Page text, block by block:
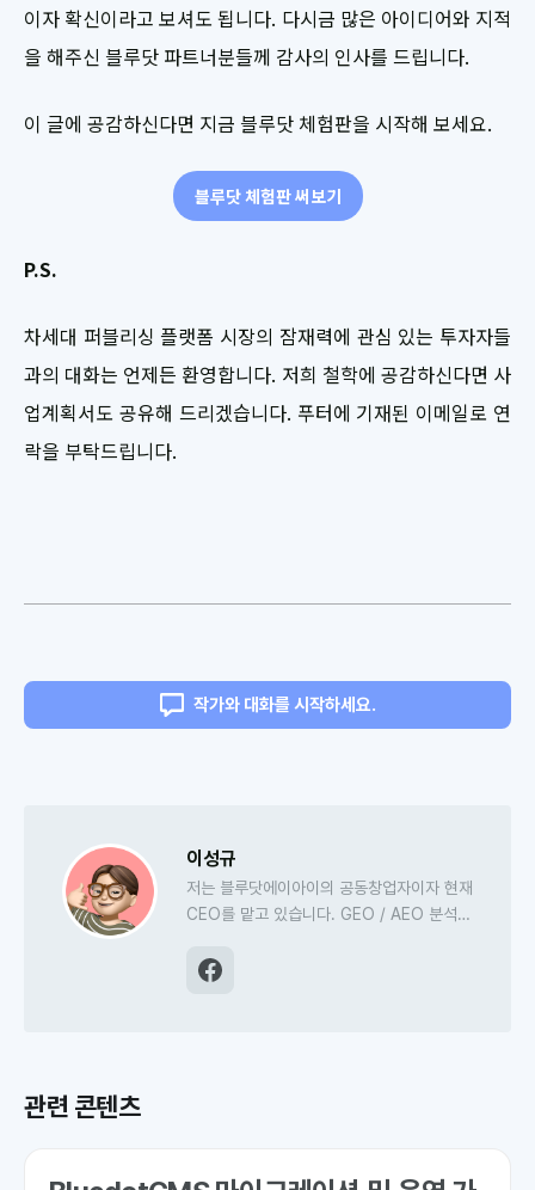
이자 확신이라고 보셔도 됩니다. 다시금 많은 아이디어와 지적
을 해주신 블루닷 파트너분들께 감사의 인사를 드립니다.
이 글에 공감하신다면 지금 블루닷 체험판을 시작해 보세요.
블루닷 체험판 써보기
P.S.
차세대 퍼블리싱 플랫폼 시장의 잠재력에 관심 있는 투자자들
과의 대화는 언제든 환영합니다. 저희 철학에 공감하신다면 사
업계획서도 공유해 드리겠습니다. 푸터에 기재된 이메일로 연
락을 부탁드립니다.
작가와 대화를 시작하세요.
이성규
저는 블루닷에이아이의 공동창업자이자 현재
CEO를 맡고 있습니다. GEO / AEO 분석
적화 CMS '블루닷CMS'의 프로덕트 매니징
관련 콘텐츠